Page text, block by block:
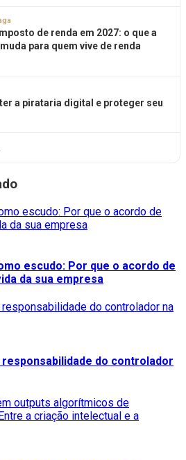
de renda em 2027: o que a
para quem vive de renda
a pirataria digital e proteger seu
escudo: Por que o acordo de
da sua empresa
do controlador